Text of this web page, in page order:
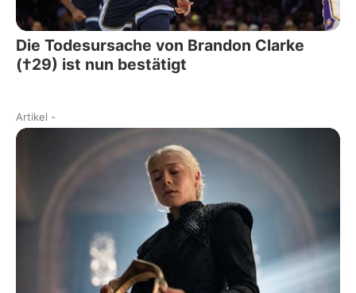
Die Todesursache von Brandon Clarke
(†29) ist nun bestätigt
Artikel -